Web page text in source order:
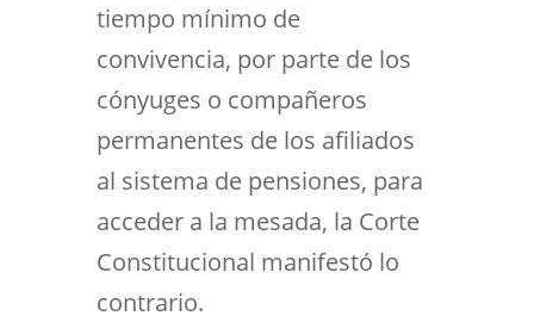
tiempo mínimo de
convivencia, por parte de los
cónyuges o compañeros
permanentes de los afiliados
al sistema de pensiones, para
acceder a la mesada, la Corte
Constitucional manifestó lo
contrario.